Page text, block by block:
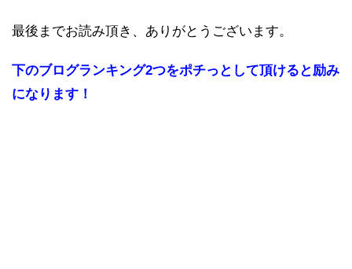
最後までお読み頂き、ありがとうございます。
下のブログランキング2つをポチっとして頂けると励み
になります！